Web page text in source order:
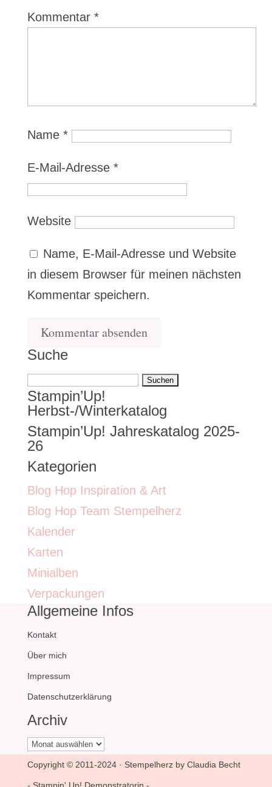
Kommentar *
Name *
E-Mail-Adresse *
Website
Name, E-Mail-Adresse und Website
in diesem Browser für meinen nächsten
Kommentar speichern.
Suche
Suchen
nach:
Stampin’Up!
Herbst-/Winterkatalog
Stampin’Up! Jahreskatalog 2025-
26
Kategorien
Blog Hop Inspiration & Art
Blog Hop Team Stempelherz
Kalender
Karten
Minialben
Verpackungen
Allgemeine Infos
Kontakt
Über mich
Impressum
Datenschutzerklärung
Archiv
Archiv
Copyright © 2011-2024 · Stempelherz by Claudia Becht